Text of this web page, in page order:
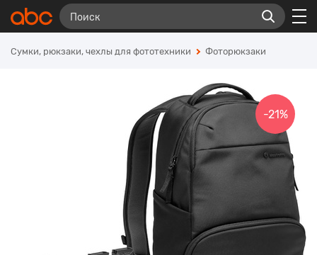
Сумки, рюкзаки, чехлы для фототехники Фоторюкзаки
-21%